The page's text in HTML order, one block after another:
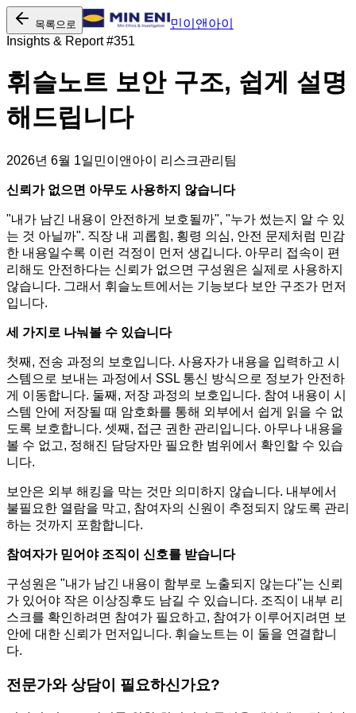
목록으로
민이앤아이
Insights & Report #351
휘슬노트 보안 구조, 쉽게 설명
해드립니다
2026년 6월 1일민이앤아이 리스크관리팀
신뢰가 없으면 아무도 사용하지 않습니다
"내가 남긴 내용이 안전하게 보호될까", "누가 썼는지 알 수 있
는 것 아닐까". 직장 내 괴롭힘, 횡령 의심, 안전 문제처럼 민감
한 내용일수록 이런 걱정이 먼저 생깁니다. 아무리 접속이 편
리해도 안전하다는 신뢰가 없으면 구성원은 실제로 사용하지
않습니다. 그래서 휘슬노트에서는 기능보다 보안 구조가 먼저
입니다.
세 가지로 나눠볼 수 있습니다
첫째, 전송 과정의 보호입니다. 사용자가 내용을 입력하고 시
스템으로 보내는 과정에서 SSL 통신 방식으로 정보가 안전하
게 이동합니다. 둘째, 저장 과정의 보호입니다. 참여 내용이 시
스템 안에 저장될 때 암호화를 통해 외부에서 쉽게 읽을 수 없
도록 보호합니다. 셋째, 접근 권한 관리입니다. 아무나 내용을
볼 수 없고, 정해진 담당자만 필요한 범위에서 확인할 수 있습
니다.
보안은 외부 해킹을 막는 것만 의미하지 않습니다. 내부에서
불필요한 열람을 막고, 참여자의 신원이 추정되지 않도록 관리
하는 것까지 포함합니다.
참여자가 믿어야 조직이 신호를 받습니다
구성원은 "내가 남긴 내용이 함부로 노출되지 않는다"는 신뢰
가 있어야 작은 이상징후도 남길 수 있습니다. 조직이 내부 리
스크를 확인하려면 참여가 필요하고, 참여가 이루어지려면 보
안에 대한 신뢰가 먼저입니다. 휘슬노트는 이 둘을 연결합니
다.
전문가와 상담이 필요하신가요?